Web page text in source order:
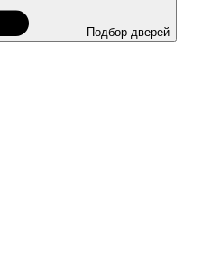
Подбор дверей